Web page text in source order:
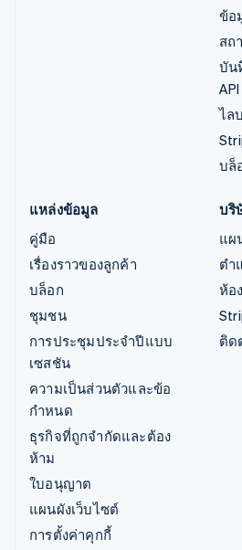
ข้อ
สถ
บัน
API
ไล
บล็
แหล่งข้อมูล
คู่มือ
เรื่องราวของลูกค้า
บล็อก
ชุมชน
การประชุมประจำปีแบบ
เซสชัน
ความเป็นส่วนตัวและข้อ
กำหนด
ธุรกิจที่ถูกจำกัดและต้อง
ห้าม
ใบอนุญาต
แผนผังเว็บไซต์
การตั้งค่าคุกกี้
บริ
แผ
ตำ
ห้อ
ติด